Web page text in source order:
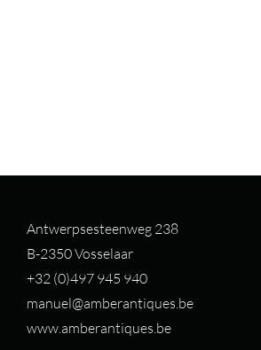
Antwerpsesteenweg 238
B-2350 Vosselaar
+32 (0)497 945 940
manuel@amberantiques.be
www.amberantiques.be